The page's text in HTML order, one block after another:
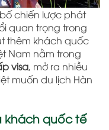
chiến lược phát
quan trọng trong
thêm khách quốc
Nam nằm trong
visa, mở ra nhiều
muốn du lịch Hàn
khách quốc tế